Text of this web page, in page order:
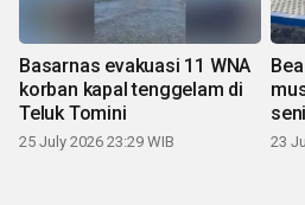
Basarnas evakuasi 11 WNA
korban kapal tenggelam di
Teluk Tomini
25 July 2026 23:29 WIB 23